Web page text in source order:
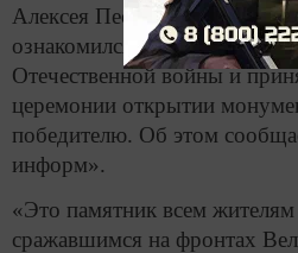
Алексея Песошина, мэра
ознакомился с техникой
Отечественной войны и
церемонии открытии
победителю. Об этом
информ».
«Это памятник всем жителям
сражавшимся на фронтах